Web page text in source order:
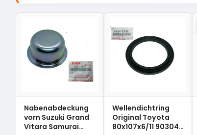
Nabenabdeckung
vorn Suzuki Grand
Vitara Samurai
Wellendichtring
Original Toyota
80x107x6/11 90304-